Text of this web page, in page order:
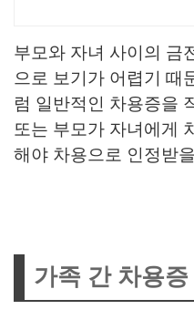
대금 각종미수금 상담
부모와 자녀 사이의 금
으로 보기가 어렵기 때
럼 일반적인 차용증을
또는 부모가 자녀에게
해야 차용으로 인정받
가족 간 차용증